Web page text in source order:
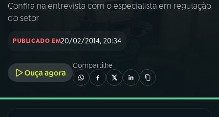
AO VIVO
INÍCIO
A RÁDIO
03PROGRAMAÇÃO
Confira na entrevista com o especialista em regulação
do setor
PUBLICADO EM20/02/2014, 20:34
Ouça agora
Compartilhe